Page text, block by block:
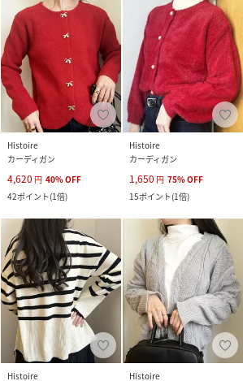
Histoire
カーディガン
4,620 円 40%OFF
42ポイント(1倍)
Histoire
カーディガン
1,650 円 75%OFF
15ポイント(1倍)
Histoire
Histoire